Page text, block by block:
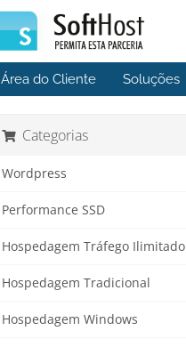
Área do Cliente Soluções
Categorias
Wordpress
Performance SSD
Hospedagem Tráfego Ilimitado
Hospedagem Tradicional
Hospedagem Windows